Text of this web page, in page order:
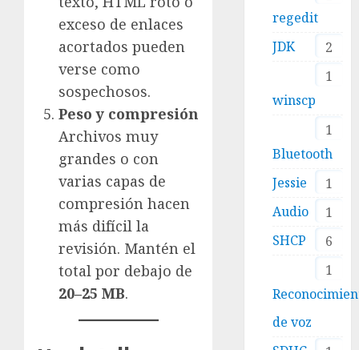
exceso de enlaces
acortados pueden
verse como
sospechosos.
Peso y compresión
Archivos muy
grandes o con
varias capas de
compresión hacen
más difícil la
revisión. Mantén el
total por debajo de
20–25 MB.
regedit
2
JDK
1
winscp
1
Bluetooth
1
Jessie
1
Audio
6
SHCP
1
de voz